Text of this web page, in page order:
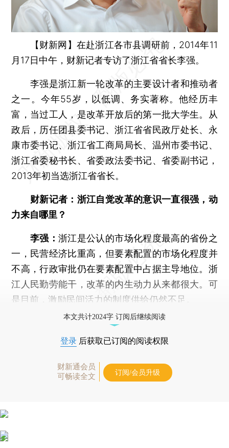
【财新网】 在赴浙江各市县调研前，2014年11
月17日中午，财新记者专访了浙江省省长李强。
李强是浙江新一轮改革的主要设计者和推动者
之一。今年55岁，以低调、务实著称。他经历丰
富，当过工人，是改革开放后的第一批大学生。从
政后，历任团县委书记、浙江省省民政厅处长、永
康市委书记、浙江省工商局局长、温州市委书记、
浙江省委秘书长、省委政法委书记、省委副书记，
2013年初当选浙江省省长。
财新记者：浙江自觉改革的意识一直很强，动
力来自哪里？
李强：浙江是公认的市场化程度最高的省份之
一，民营经济比重高，但要素配置的市场化程度并
不高，行政审批仍在要素配置中占据主导地位。浙
江人民勤劳能干，改革的内生动力从来都很大。可
是目前，激励民间活力的制度供给仍然不足。
本文共计2024字 订阅后继续阅读
登录 后获取已订阅的阅读权限
财新通会员
可畅读全文
订阅/会员升级